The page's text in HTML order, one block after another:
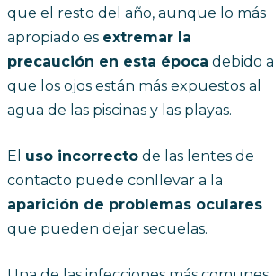
que el resto del año, aunque lo más
apropiado es extremar la
precaución en esta época debido a
que los ojos están más expuestos al
agua de las piscinas y las playas.
El uso incorrecto de las lentes de
contacto puede conllevar a la
aparición de problemas oculares
que pueden dejar secuelas.